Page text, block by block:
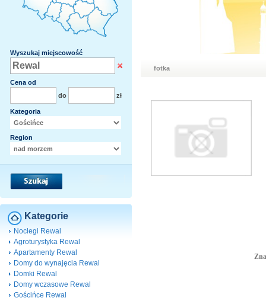
Wyszukaj miejscowość
Cena od
do
zł
Kategoria
Region
Kategorie
Noclegi Rewal
Agroturystyka Rewal
Apartamenty Rewal
Domy do wynajęcia Rewal
Domki Rewal
Domy wczasowe Rewal
Gościńce Rewal
fotka